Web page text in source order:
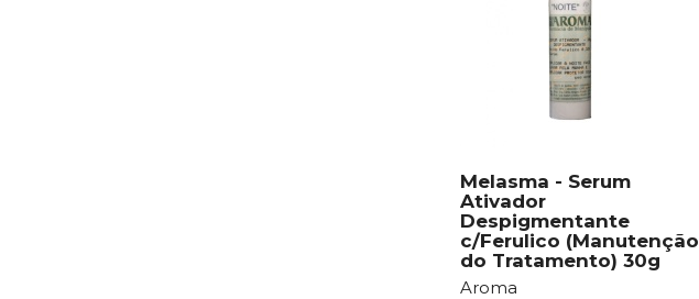
Melasma - Serum
Ativador
Despigmentante
c/Ferulico (Manutenção
do Tratamento) 30g
Aroma